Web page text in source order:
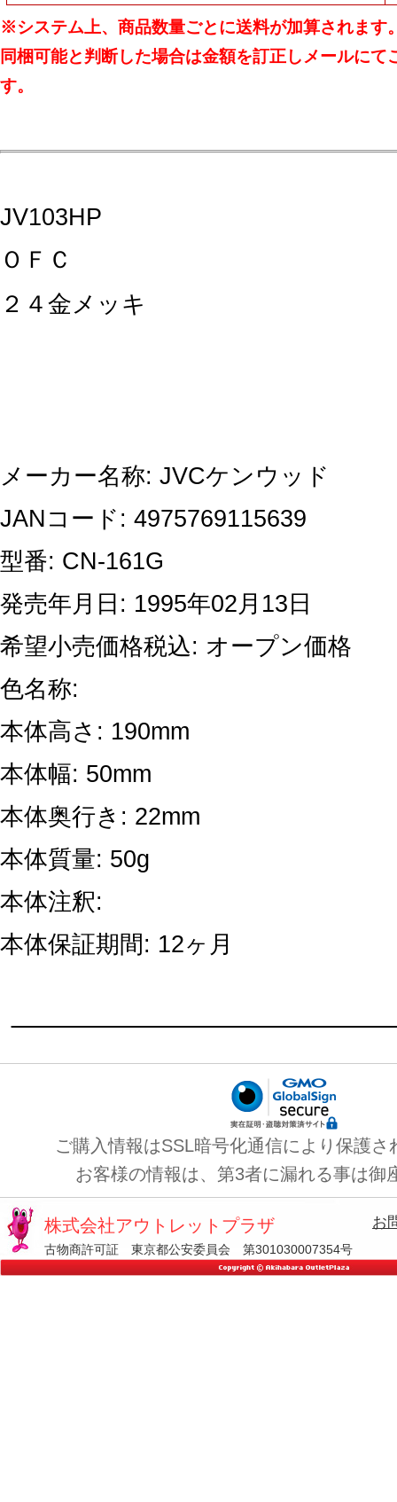
※システム上、商品数量ごとに送料が加算されます
同梱可能と判断した場合は金額を訂正しメールにて
す。
JV103HP
ＯＦＣ
２４金メッキ
メーカー名称: JVCケンウッド
JANコード: 4975769115639
型番: CN-161G
発売年月日: 1995年02月13日
希望小売価格税込: オープン価格
色名称:
本体高さ: 190mm
本体幅: 50mm
本体奥行き: 22mm
本体質量: 50g
本体注釈:
本体保証期間: 12ヶ月
ご購入情報はSSL暗号化通信により保護さ
お客様の情報は、第3者に漏れる事は御
株式会社アウトレットプラザ
古物商許可証 東京都公安委員会 第301030007354号
お